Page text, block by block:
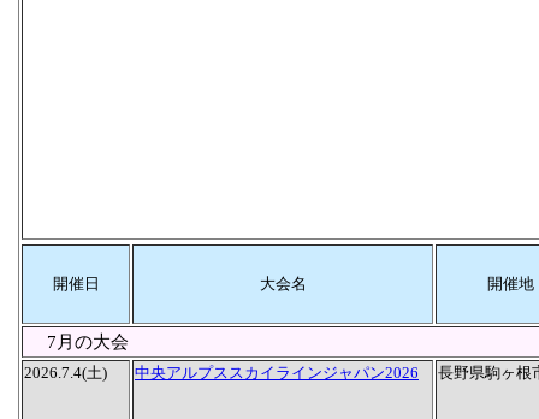
開催日 大会名 開催地
7月の大会
2026.7.4(土) 中央アルプススカイラインジャパン2026 長野県駒ヶ根